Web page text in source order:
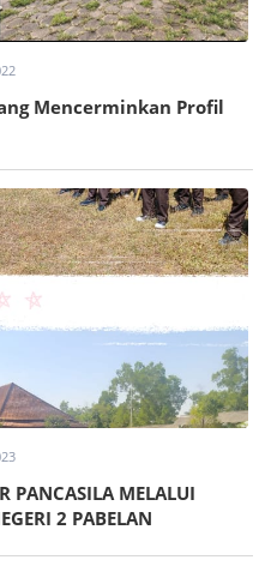
Mencerminkan Profil
PANCASILA MELALUI
2 PABELAN